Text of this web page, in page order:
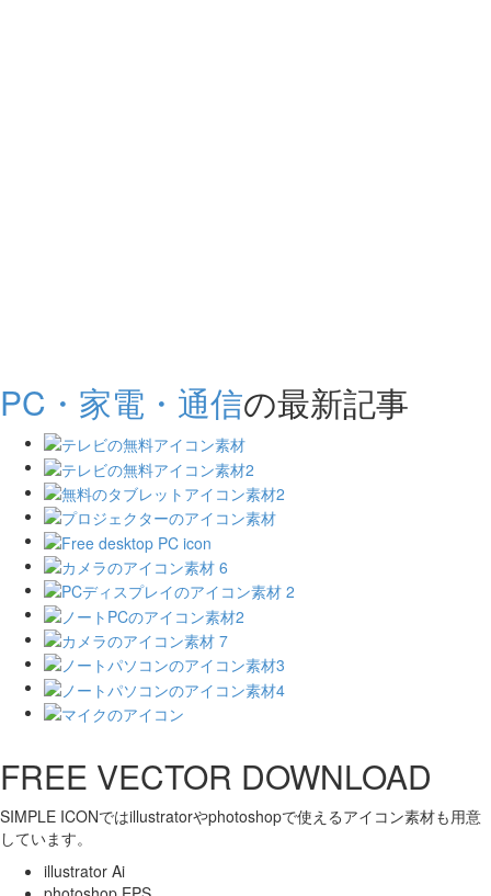
PC・家電・通信の最新記事
FREE VECTOR DOWNLOAD
SIMPLE ICONではillustratorやphotoshopで使えるアイコン素材も用意
しています。
illustrator Ai